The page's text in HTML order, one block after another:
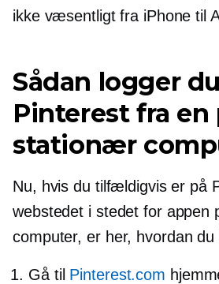
ikke væsentligt fra iPhone til
Sådan logger
Pinterest fra en
stationær
Nu, hvis du tilfældigvis er på
webstedet i stedet for appen
computer, er her, hvordan
Gå til Pinterest.com